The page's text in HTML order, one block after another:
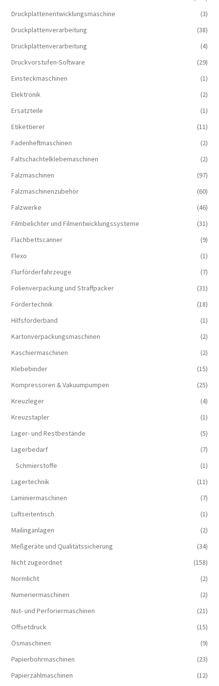
Druckplattenentwicklungsmaschine
(3)
Druckplattenverarbeitung
(38)
Druckplattenverarbeitung
(4)
Druckvorstufen-Software
(29)
Einsteckmaschinen
(1)
Elektronik
(2)
Ersatzteile
(1)
Etikettierer
(11)
Fadenheftmaschinen
(2)
Faltschachtelklebemaschinen
(2)
Falzmaschinen
(97)
Falzmaschinenzubehör
(60)
Falzwerke
(46)
Filmbelichter und Filmentwicklungssysteme
(31)
Flachbettscanner
(9)
Flexo
(1)
Flurförderfahrzeuge
(7)
Folienverpackung und Straffpacker
(31)
Fördertechnik
(18)
Hilfsförderband
(1)
Kartonverpackungsmaschinen
(2)
Kaschiermaschinen
(2)
Klebebinder
(15)
Kompressoren & Vakuum­pumpen
(25)
Kreuzleger
(4)
Kreuzstapler
(1)
Lager- und Restbestände
(5)
Lagerbedarf
(7)
Schmierstoffe
(1)
Lagertechnik
(11)
Laminiermaschinen
(7)
Luftseitentisch
(1)
Mailinganlagen
(2)
Meßgeräte und Qualitätssicherung
(34)
Nicht zugeordnet
(158)
Normlicht
(2)
Numeriermaschinen
(2)
Nut- und Perforiermaschinen
(21)
Offsetdruck
(15)
Ösmaschinen
(9)
Papierbohrmaschinen
(23)
Papierzählmaschinen
(12)